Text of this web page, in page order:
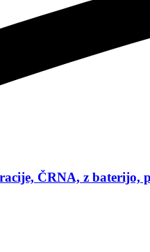
ČRNA, z baterijo,